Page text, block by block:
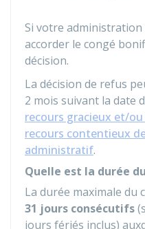
Si votre
accorder le congé
décision.
La décision de refus
2 mois suivant la date
recours gracieux et/
recours contentieux
administratif.
Quelle est la durée
La durée maximale du
31 jours consécutifs
jours fériés inclus)